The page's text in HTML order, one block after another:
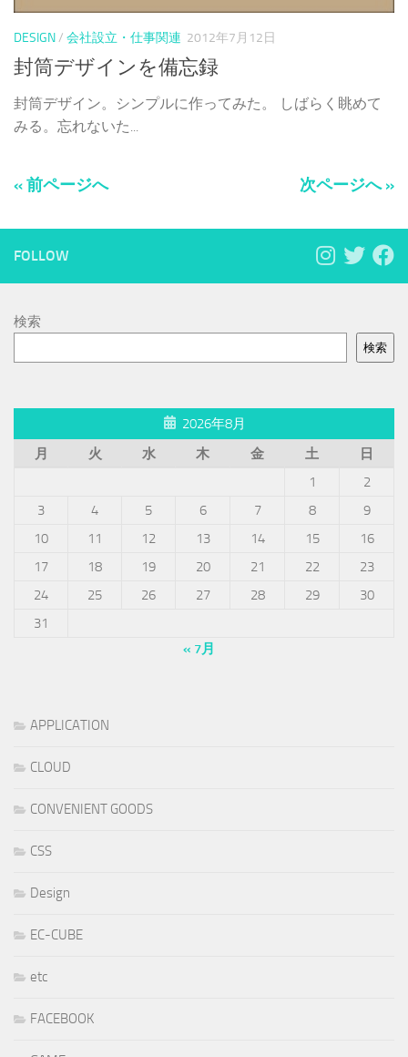
DESIGN/ 会社設立・仕事関連 2012年7月12日
封筒デザインを備忘録
封筒デザイン。シンプルに作ってみた。 しばらく眺めて
みる。忘れないた...
« 前ページへ 次ページへ »
FOLLOW
検索
検索
2026年8月
月
火 水 木 金 土
日
1
2
3
4 5 6 7 8
9
10
11 12 13 14 15
16
17
18 19 20 21 22
23
24
25 26 27 28 29
30
31
« 7月
APPLICATION
CLOUD
CONVENIENT GOODS
CSS
Design
EC-CUBE
etc
FACEBOOK